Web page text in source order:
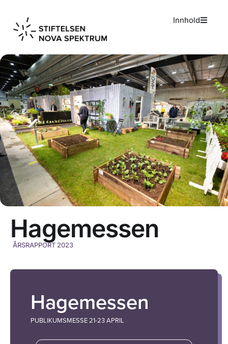
Innhold
Hagemessen
ÅRSRAPPORT 2023
Hagemessen
PUBLIKUMSMESSE 21-23 APRIL